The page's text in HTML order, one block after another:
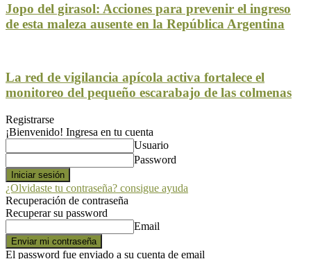
Jopo del girasol: Acciones para prevenir el ingreso
de esta maleza ausente en la República Argentina
La red de vigilancia apícola activa fortalece el
monitoreo del pequeño escarabajo de las colmenas
Registrarse
¡Bienvenido! Ingresa en tu cuenta
Usuario
Password
¿Olvidaste tu contraseña? consigue ayuda
Recuperación de contraseña
Recuperar su password
Email
El password fue enviado a su cuenta de email